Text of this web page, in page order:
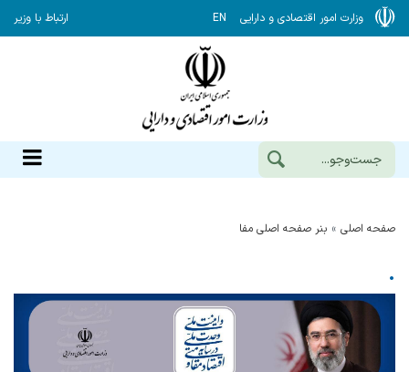
وزارت امور اقتصادی و دارایی EN ارتباط با وزیر
صفحه اصلی بنر صفحه اصلی مفا
.